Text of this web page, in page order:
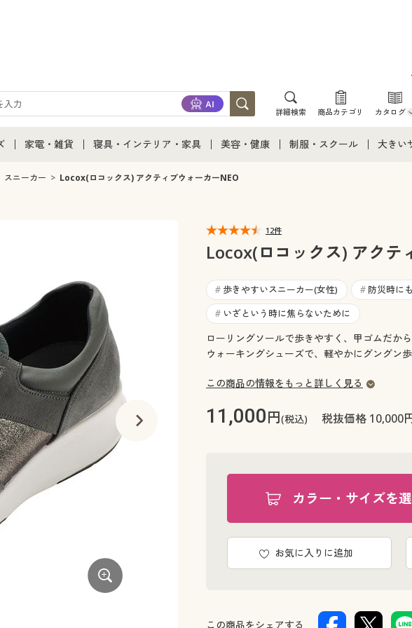
詳細検索 商品カテゴリ カタログ
カタログ・チラシから
通販すべて
家電・雑貨
家電・雑貨すべて
寝具・インテリア・家具
寝具・インテリア・家具通販すべて
カーテン・ラグ・ファブリック
美容・健康
美容・健康通販すべて
制服・スクール
ジュニア・ティーンズ下着
大きい
大きい
大きい
スニーカー Locox(ロコックス) アクティブウォーカーNEO
12件
Locox(ロコックス) アクテ
# 歩きやすいスニーカー(女性) # 防災時に
# いざという時に焦らないために
ローリングソールで歩きやすく、甲ゴムだか
ウォーキングシューズで、軽やかにグングン
この商品の情報をもっと詳しく見る
11,000円(税込) 税抜価格 10,000
カラー・サイズを
お気に入りに追加
この商品をシェアする